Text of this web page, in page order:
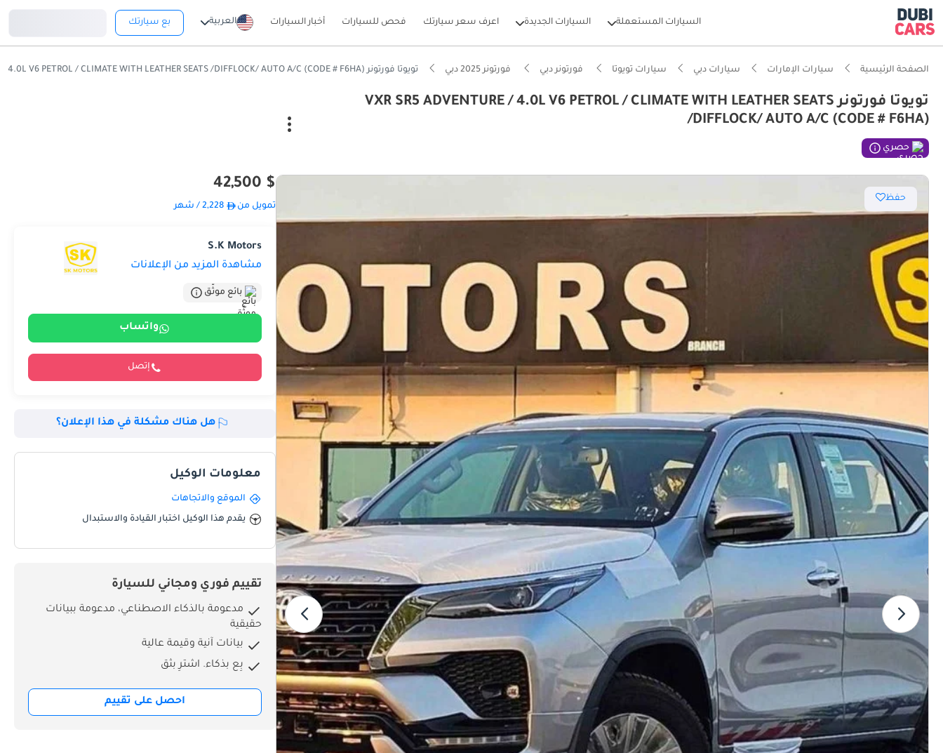
السيارات المستعملة السيارات الجديدة اعرف سعر سيارتك فحص للسيارات أخبار السيارات العربية بع سيارتك
الصفحة الرئيسية سيارات الإمارات سيارات دبي سيارات تويوتا فورتونر دبي فورتونر 2025 دبي تويوتا فورتونر VXR SR5 ADVENTURE / 4.0L V6 PETROL / CLIMATE WITH LEATHER SEATS /DIFFLOCK/ AUTO A/C (CODE # F6HA)
تويوتا فورتونر VXR SR5 ADVENTURE / 4.0L V6 PETROL / CLIMATE WITH LEATHER SEATS
/DIFFLOCK/ AUTO A/C (CODE # F6HA)
حصري
حفظ
$ 42,500
تمويل من 2,228 / شهر
S.K Motors
مشاهدة المزيد من الإعلانات
بائع موثّق
واتساب
إتصل
هل هناك مشكلة في هذا الإعلان؟
معلومات الوكيل
الموقع والاتجاهات
يقدم هذا الوكيل اختبار القيادة والاستبدال
تقييم فوري ومجاني للسيارة
مدعومة بالذكاء الاصطناعي، مدعومة ببيانات
حقيقية
بيانات آنية وقيمة عالية
بِع بذكاء. اشترِ بثق
احصل على تقييم